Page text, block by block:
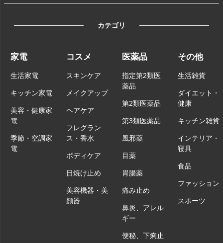
カテゴリ
家電
生活家電
キッチン家電
美容・健康家
電
季節・空調家
電
コスメ
スキンケア
メイクアップ
ヘアケア
フレグラン
ス・香水
ボディケア
日焼け止め
美容機器・美
顔器
医薬品
指定第2類医
薬品
第2類医薬品
第3類医薬品
風邪薬
目薬
胃腸薬
痛み止め
鼻炎、アレル
ギー
便秘、下痢止
その他
生活雑貨
ダイエット・
健康
キッチン雑貨
インテリア・
寝具
食品
ファッション
スポーツ